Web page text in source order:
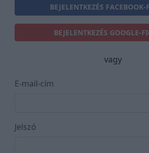
BEJELENTKEZÉS
BEJELENTKEZÉS GOOGLE-
vagy
E-mail-cím
Jelszó